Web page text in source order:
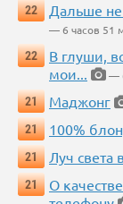
22
Дальше не
— 6 часов 51
22
В глуши,
мои...
—
21
Маджонг
21
100%
21
Луч света
21
О